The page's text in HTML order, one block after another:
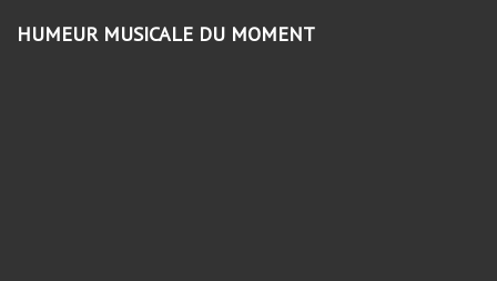
HUMEUR MUSICALE DU MOMENT